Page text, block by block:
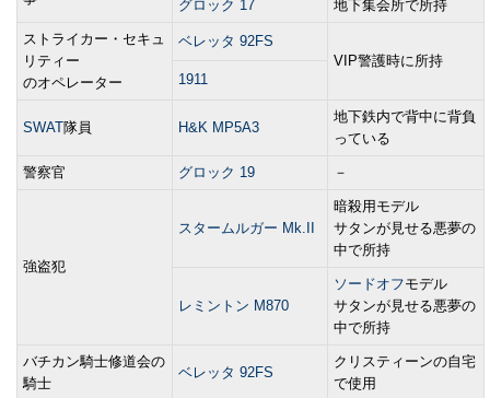
グロック 17 地下集会所で所持
ストライカー・セキュ
リティー
のオペレーター
ベレッタ 92FS
VIP警護時に所持
1911
SWAT隊員 H&K MP5A3
地下鉄内で背中に背負
っている
警察官 グロック 19 －
強盗犯
スタームルガー Mk.II
暗殺用モデル
サタンが見せる悪夢の
中で所持
レミントン M870
ソードオフモデル
サタンが見せる悪夢の
中で所持
バチカン騎士修道会の
騎士
ベレッタ 92FS
クリスティーンの自宅
で使用